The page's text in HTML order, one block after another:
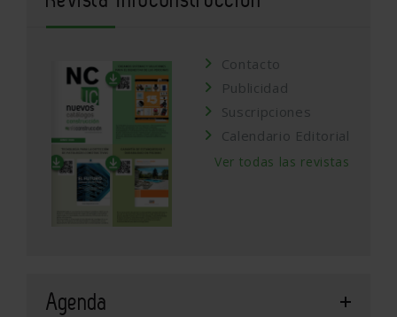
Contacto
Publicidad
Suscripciones
Calendario Editorial
Ver todas las revistas
Agenda